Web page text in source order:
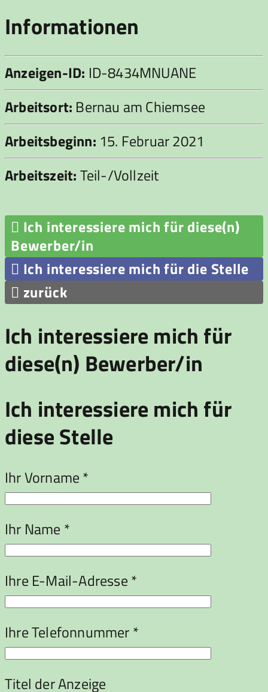
Informationen
Anzeigen-ID: ID-8434MNUANE
Arbeitsort: Bernau am Chiemsee
Arbeitsbeginn: 15. Februar 2021
Arbeitszeit:Teil-/Vollzeit
 Ich interessiere mich für diese(n)
Bewerber/in
 Ich interessiere mich für die Stelle
 zurück
Ich interessiere mich für
diese(n) Bewerber/in
Ich interessiere mich für
diese Stelle
Ihr Vorname *
Ihr Name *
Ihre E-Mail-Adresse *
Ihre Telefonnummer *
Titel der Anzeige